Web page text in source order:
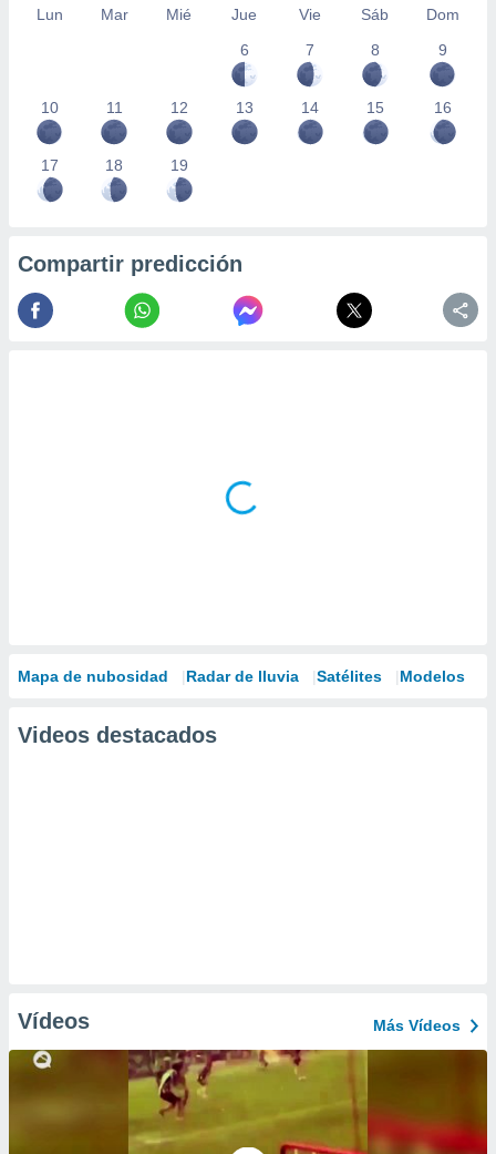
Lun Mar Mié Jue Vie Sáb
Dom
6
7 8 9
10 11 12 13 14 15 16
17 18 19
Compartir predicción
Mapa de nubosidad Radar de lluvia Satélites Modelos
Videos destacados
Vídeos Más Vídeos